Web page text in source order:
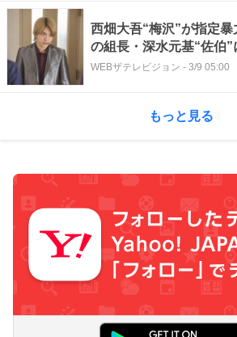
西畑大吾“梅沢”が指定
の組長・深水元基“佐伯
入すればコカの流れ全体
WEBザテレビジョン - 3/9 05:00
もっと見る